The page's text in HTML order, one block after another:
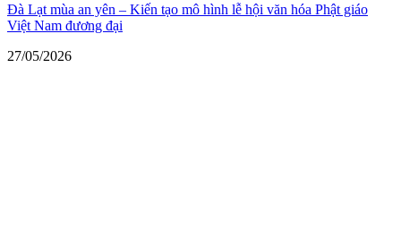
Đà Lạt mùa an yên – Kiến tạo mô hình lễ hội văn hóa Phật giáo
Việt Nam đương đại
27/05/2026